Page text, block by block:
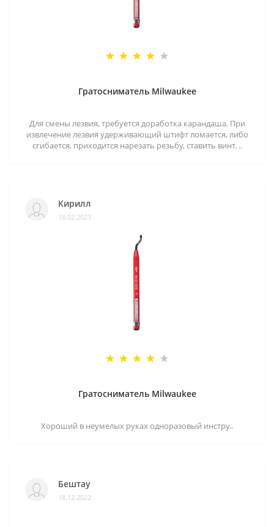
Гратосниматель Milwaukee
Для смены лезвия, требуется доработка карандаша. При
извлечение лезвия удерживающий штифт ломается, либо
сгибается, приходится нарезать резьбу, ставить винт. ..
Кирилл
18.02.2023
Гратосниматель Milwaukee
Хороший в неумелых руках одноразовый инстру..
Бештау
18.12.2022